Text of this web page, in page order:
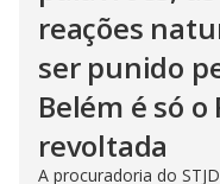
reações
ser punido
Belém é só o
revoltada
A procuradoria do